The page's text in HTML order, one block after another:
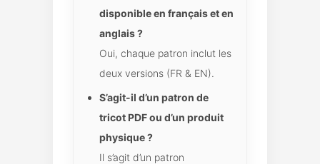
disponible en français et en
anglais ?
Oui, chaque patron inclut les
deux versions (FR & EN).
S’agit-il d’un patron de
tricot PDF ou d’un produit
physique ?
Il s’agit d’un patron